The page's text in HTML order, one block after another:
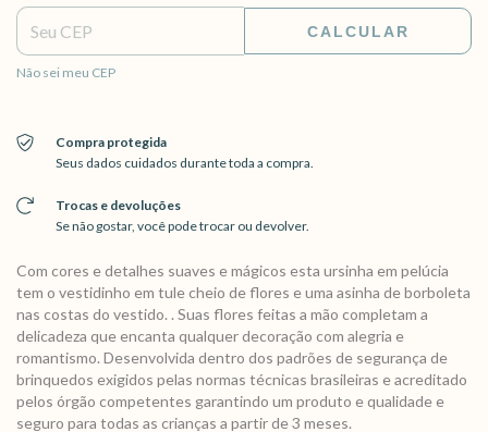
CALCULAR
Não sei meu CEP
Compra protegida
Seus dados cuidados durante toda a compra.
Trocas e devoluções
Se não gostar, você pode trocar ou devolver.
Com cores e detalhes suaves e mágicos esta ursinha em pelúcia
tem o vestidinho em tule cheio de flores e uma asinha de borboleta
nas costas do vestido. . Suas flores feitas a mão completam a
delicadeza que encanta qualquer decoração com alegria e
romantismo. Desenvolvida dentro dos padrões de segurança de
brinquedos exigidos pelas normas técnicas brasileiras e acreditado
pelos órgão competentes garantindo um produto e qualidade e
seguro para todas as crianças a partir de 3 meses.